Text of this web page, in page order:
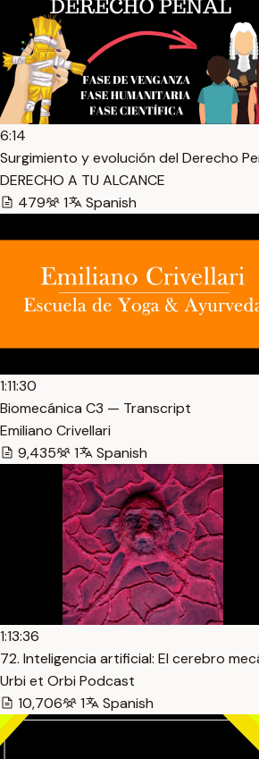
6:14
Surgimiento y evolución del Derecho
DERECHO A TU ALCANCE
479
1 Spanish
1:11:30
Biomecánica C3 — Transcript
Emiliano Crivellari
9,435
1 Spanish
1:13:36
72. Inteligencia artificial: El cerebro
Urbi et Orbi Podcast
10,706
1 Spanish